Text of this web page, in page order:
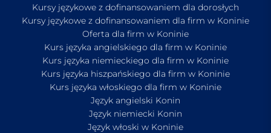
Kursy językowe z dofinansowaniem dla dorosłych
Kursy językowe z dofinansowaniem dla firm w Koninie
Oferta dla firm w Koninie
Kurs języka angielskiego dla firm w Koninie
Kurs języka niemieckiego dla firm w Koninie
Kurs języka hiszpańskiego dla firm w Koninie
Kurs języka włoskiego dla firm w Koninie
Język angielski Konin
Język niemiecki Konin
Język włoski w Koninie